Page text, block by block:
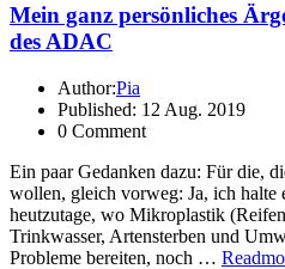
Mein ganz persönliches
des ADAC
Author:Pia
Published: 12 Aug. 2019
0 Comment
Ein paar Gedanken dazu: Für die,
wollen, gleich vorweg: Ja, ich halte
heutzutage, wo Mikroplastik
Trinkwasser, Artensterben und
Probleme bereiten, noch …